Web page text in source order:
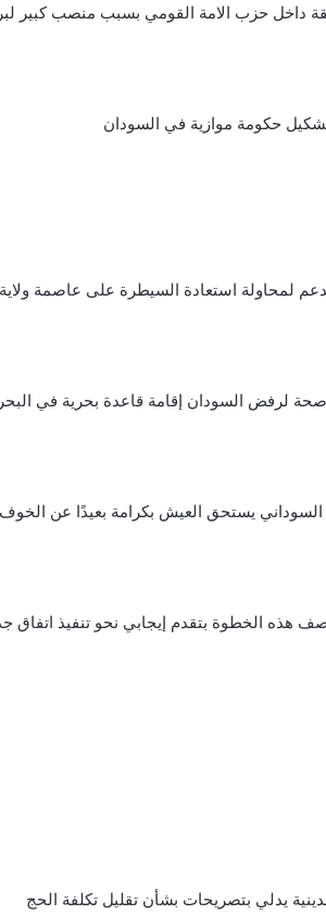
داخل حزب الامة القومي بسبب منصب كبير
حكومة موازية في السودان
لمحاولة استعادة السيطرة على عاصمة
صحة لرفض السودان إقامة قاعدة بحرية في البحر
يستحق العيش بكرامة بعيدًا عن
هذه الخطوة بتقدم إيجابي نحو تنفيذ اتفاق
يدلي بتصريحات بشأن تقليل تكلفة الحج